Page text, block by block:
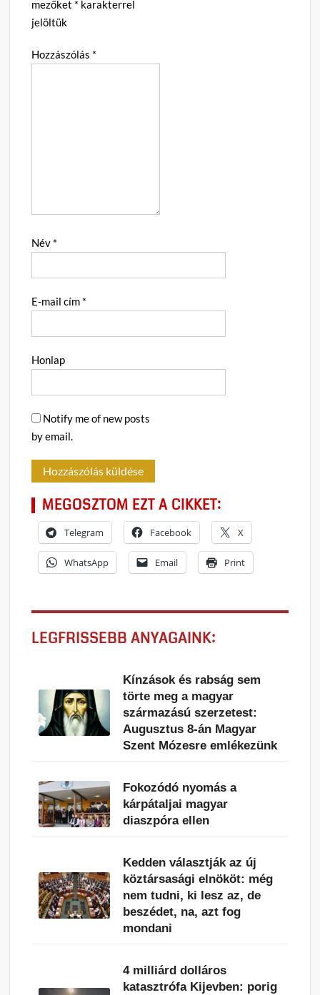
mezőket * karakterrel
jelöltük
Hozzászólás *
Név *
E-mail cím *
Honlap
Notify me of new posts
by email.
MEGOSZTOM EZT A CIKKET:
Telegram Facebook X
WhatsApp Email Print
LEGFRISSEBB ANYAGAINK:
Kínzások és rabság sem
törte meg a magyar
származású szerzetest:
Augusztus 8-án Magyar
Szent Mózesre emlékezünk
Fokozódó nyomás a
kárpátaljai magyar
diaszpóra ellen
Kedden választják az új
köztársasági elnököt: még
nem tudni, ki lesz az, de
beszédet, na, azt fog
mondani
4 milliárd dolláros
katasztrófa Kijevben: porig